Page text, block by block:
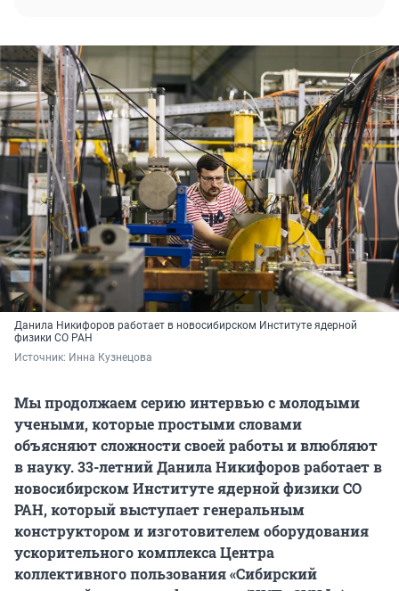
Данила Никифоров работает в новосибирском Институте ядерной
физики СО РАН
Источник: Инна Кузнецова
Мы продолжаем серию интервью с молодыми
учеными, которые простыми словами
объясняют сложности своей работы и влюбляют
в науку. 33-летний Данила Никифоров работает в
новосибирском Институте ядерной физики СО
РАН, который выступает генеральным
конструктором и изготовителем оборудования
ускорительного комплекса Центра
коллективного пользования «Сибирский